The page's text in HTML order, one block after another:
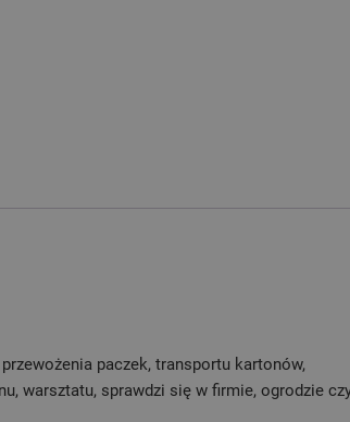
paczek, transportu kartonów,
warsztatu, sprawdzi się w firmie, ogrodzie